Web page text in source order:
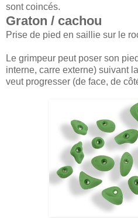
sont coincés.
Graton / cachou
Prise de pied en saillie sur le
Le grimpeur peut poser son
interne, carre externe) suivant
veut progresser (de face, de